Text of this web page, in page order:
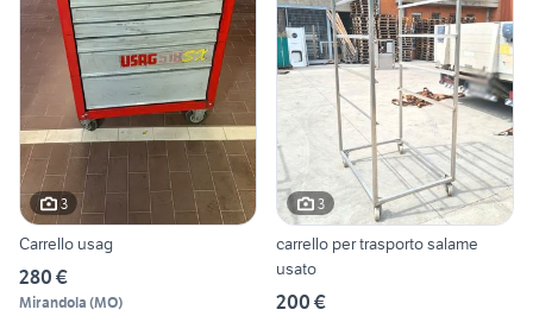
3
Carrello usag
280 €
Mirandola (MO)
3
carrello per trasporto salame
usato
200 €